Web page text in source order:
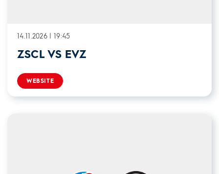
14.11.2026 | 19:45
ZSCL VS EVZ
WEBSITE